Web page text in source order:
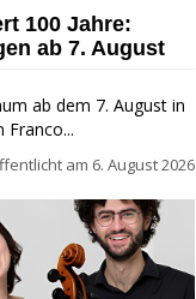
100 Jahre:
ab 7. August
ab dem 7. August in
Franco...
am 6. August 2026